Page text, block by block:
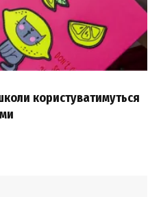
користуватимуться